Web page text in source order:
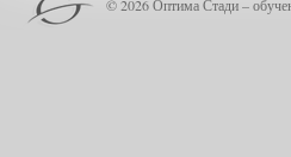
© 2026 Оптима Стади –